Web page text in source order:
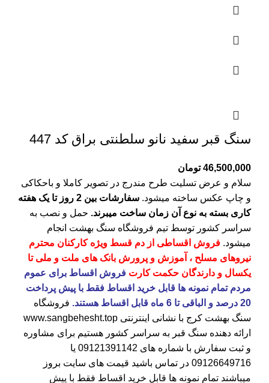
سنگ قبر سفید نانو سلطنتی براق کد 447
46,500,000 تومان
سلام و عرض تسلیت طرح مندرج در تصویر کاملا و باحکاکی
و چاپ عکس ساخته میشود.
سفارشات بین 2 روز تا یک هفته
کاری بسته به نوع آن زمان ساخت میبرند. حمل و نصب به
سراسر کشور توسط تیم فروشگاه سنگ بهشت انجام
میشود. فروش اقساطی از دم قسط ویژه کارکنان محترم
نیروهای مسلح ، آموزش و پرورش بانک های ملت و ملی تا
یکسال و دارندگان حکمت کارت فروش اقساط برای عموم
مردم تمام نمونه ها قابل خرید اقساط فقط با پیش پرداخت
20 درصد و الباقی تا 6 ماه قابل اقساط هستند.
فروشگاه
سنگ بهشت کرج با نشانی اینترنتی www.sangbehesht.top
ارائه دهنده سنگ قبر به سراسر کشور هستیم برای مشاوره
و ثبت سفارش با شماره های 09121391142 یا
09126649716 در تماس باشید قیمت های سایت بروز
میباشند تمام نمونه ها قابل خرید اقساط فقط با پیش